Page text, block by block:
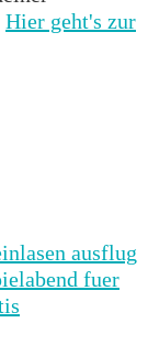
Hier geht's zur